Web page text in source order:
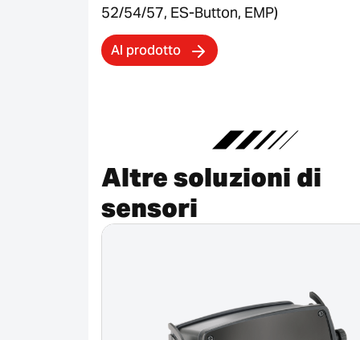
52/54/57, ES-Button, EMP)
Al prodotto
Altre soluzioni di
sensori